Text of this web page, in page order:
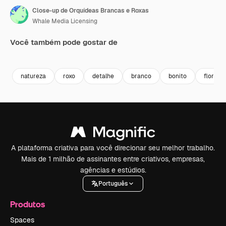
Close-up de Orquídeas Brancas e Roxas
Whale Media Licensing
Você também pode gostar de
natureza roxo detalhe branco bonito flores
A plataforma criativa para você direcionar seu melhor trabalho.
Mais de 1 milhão de assinantes entre criativos, empresas,
agências e estúdios.
Português
Produtos
Spaces